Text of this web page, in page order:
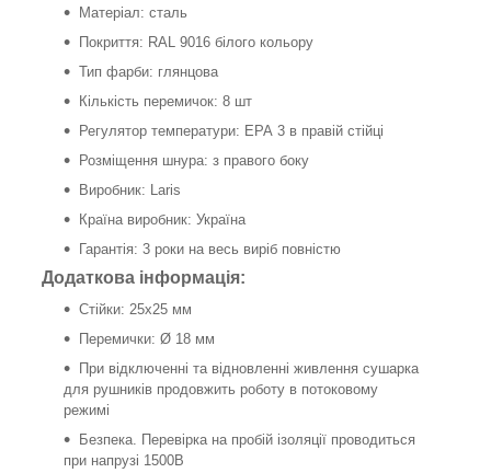
Матеріал: сталь
Покриття: RAL 9016 білого кольору
Тип фарби: глянцова
Кількість перемичок: 8 шт
Регулятор температури: ЕРА 3 в правій стійці
Розміщення шнура: з правого боку
Виробник: Laris
Країна виробник: Україна
Гарантія: 3 роки на весь виріб повністю
Додаткова інформація:
Стійки: 25х25 мм
Перемички: Ø 18 мм
При відключенні та відновленні живлення сушарка
для рушників продовжить роботу в потоковому
режимі
Безпека. Перевірка на пробій ізоляції проводиться
при напрузі 1500В